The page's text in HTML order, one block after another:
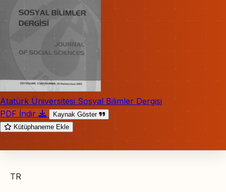
Atatürk Üniversitesi Sosyal Bilimler Dergisi
PDF İndir
Kaynak Göster
Kütüphaneme Ekle
TR